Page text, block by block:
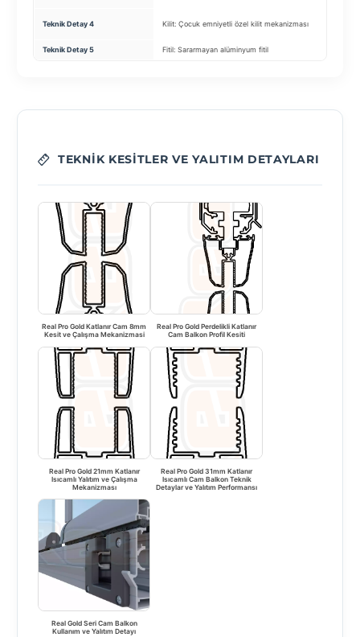
Teknik Detay 4 Kilit: Çocuk emniyetli özel kilit mekanizması
Teknik Detay 5 Fitil: Sararmayan alüminyum fitil
TEKNIK KESITLER VE YALITIM DETAYLARI
Real Pro Gold Katlanır Cam 8mm
Kesit ve Çalışma Mekanizmasi
Real Pro Gold Perdelikli Katlanır
Cam Balkon Profil Kesiti
Real Pro Gold 21mm Katlanır
Isıcamlı Yalıtım ve Çalışma
Mekanizması
Real Pro Gold 31mm Katlanır
Isıcamlı Cam Balkon Teknik
Detaylar ve Yalıtım Performansı
Real Gold Seri Cam Balkon
Kullanım ve Yalıtım Detayı